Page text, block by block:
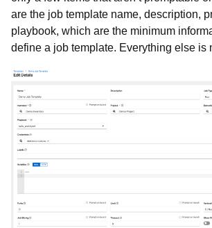
are the job template name, description,
playbook, which are the minimum
define a job template. Everything else is